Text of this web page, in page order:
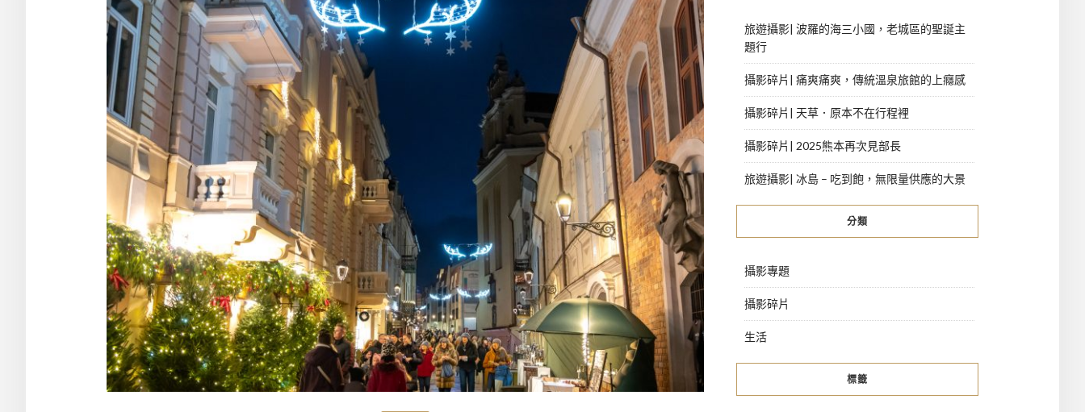
旅遊攝影| 波羅的海三小國，老城區的聖誕主
題行
攝影碎片| 痛爽痛爽，傳統溫泉旅館的上癮感
攝影碎片| 天草．原本不在行程裡
攝影碎片| 2025熊本再次見部長
旅遊攝影| 冰島 – 吃到飽，無限量供應的大景
分類
攝影專題
攝影碎片
生活
標籤